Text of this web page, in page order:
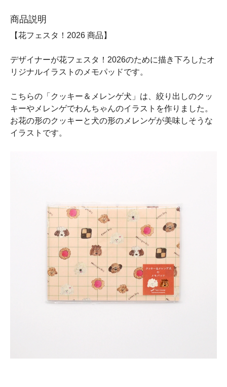
商品説明
【花フェスタ！2026 商品】
デザイナーが花フェスタ！2026のために描き下ろしたオ
リジナルイラストのメモパッドです。
こちらの「クッキー＆メレンゲ犬」は、絞り出しのクッ
キーやメレンゲでわんちゃんのイラストを作りました。
お花の形のクッキーと犬の形のメレンゲが美味しそうな
イラストです。